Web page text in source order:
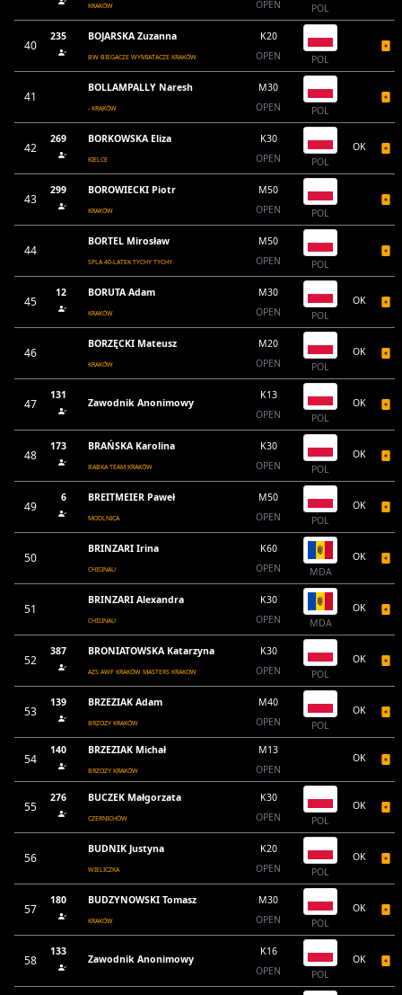
KRAKÓW OPEN POL
40
235 BOJARSKA Zuzanna
BW BIEGACZE WYMIATACZE KRAKÓW
K20
OPEN
POL
41
BOLLAMPALLY Naresh
- KRAKÓW
M30
OPEN
POL
42
269 BORKOWSKA Eliza
KIELCE
K30
OPEN
POL
OK
43
299 BOROWIECKI Piotr
KRAKÓW
M50
OPEN
POL
44
BORTEL Mirosław
SPLA 40-LATEK TYCHY TYCHY
M50
OPEN
POL
45
12 BORUTA Adam
KRAKÓW
M30
OPEN
POL
OK
46
BORZĘCKI Mateusz
KRAKÓW
M20
OPEN
POL
OK
47
131
Zawodnik Anonimowy
K13
OPEN
POL
OK
48
173 BRAŃSKA Karolina
BABKA TEAM KRAKÓW
K30
OPEN
POL
OK
49
6 BREITMEIER Paweł
MODLNICA
M50
OPEN
POL
OK
50
BRINZARI Irina
CHISINAU
K60
OPEN
MDA
OK
51
BRINZARI Alexandra
CHISINAU
K30
OPEN
MDA
OK
52
387 BRONIATOWSKA Katarzyna
AZS AWF KRAKÓW MASTERS KRAKOW
K30
OPEN
POL
OK
53
139 BRZEZIAK Adam
BRZOZY KRAKÓW
M40
OPEN
POL
OK
54
140 BRZEZIAK Michał
BRZOZY KRAKÓW
M13
OPEN
OK
55
276 BUCZEK Małgorzata
CZERNICHÓW
K30
OPEN
POL
OK
56
BUDNIK Justyna
WIELICZKA
K20
OPEN
POL
OK
57
180 BUDZYNOWSKI Tomasz
KRAKÓW
M30
OPEN
POL
OK
58
133
Zawodnik Anonimowy
K16
OPEN
POL
OK